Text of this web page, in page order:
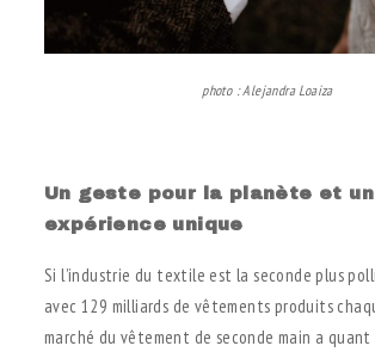
photo : Alejandra Loaiza
Un geste pour la planète et
expérience unique
Si l’industrie du textile est la seconde plus
avec 129 milliards de vêtements produits
marché du vêtement de seconde main a